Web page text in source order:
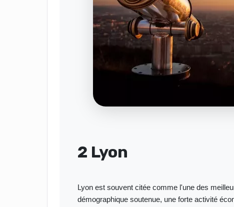
2 Lyon
Lyon est souvent citée comme l'une des
démographique soutenue, une forte activité